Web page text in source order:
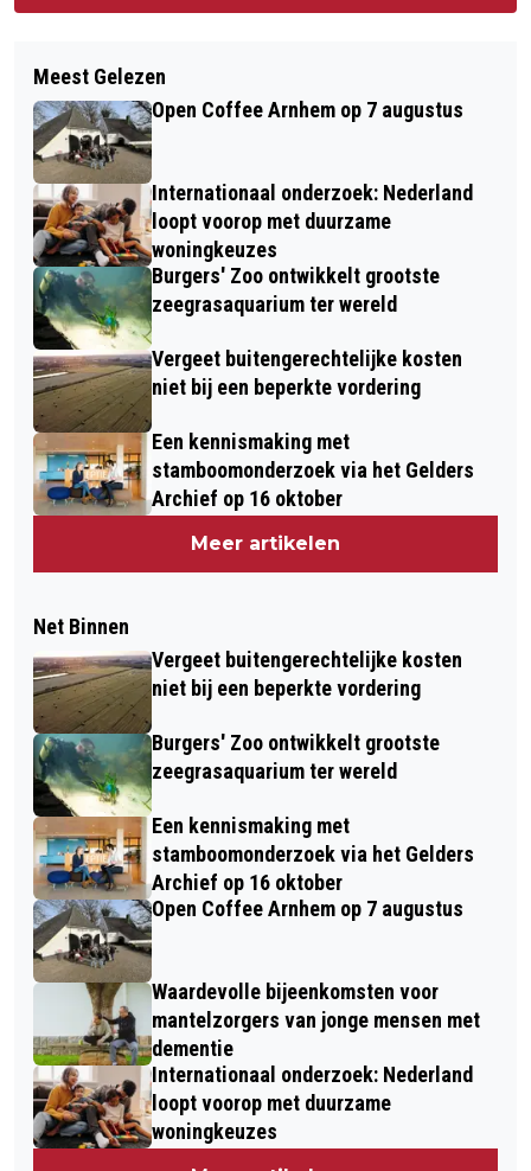
Meest Gelezen
Open Coffee Arnhem op 7 augustus
Internationaal onderzoek: Nederland
loopt voorop met duurzame
woningkeuzes
Burgers' Zoo ontwikkelt grootste
zeegrasaquarium ter wereld
Vergeet buitengerechtelijke kosten
niet bij een beperkte vordering
Een kennismaking met
stamboomonderzoek via het Gelders
Archief op 16 oktober
Meer artikelen
Net Binnen
Vergeet buitengerechtelijke kosten
niet bij een beperkte vordering
Burgers' Zoo ontwikkelt grootste
zeegrasaquarium ter wereld
Een kennismaking met
stamboomonderzoek via het Gelders
Archief op 16 oktober
Open Coffee Arnhem op 7 augustus
Waardevolle bijeenkomsten voor
mantelzorgers van jonge mensen met
dementie
Internationaal onderzoek: Nederland
loopt voorop met duurzame
woningkeuzes